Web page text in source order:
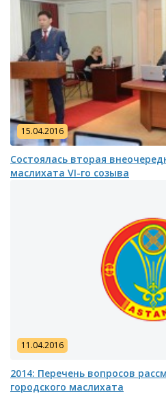
15.04.2016
Состоялась вторая
маслихата VI-го созыва
11.04.2016
2014: Перечень вопросов
городского маслихата